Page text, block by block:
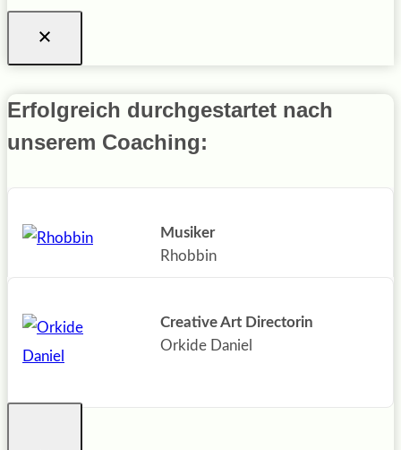
Erfolgreich durchgestartet nach
unserem Coaching:
Musiker
Rhobbin
Creative Art Directorin
Orkide Daniel